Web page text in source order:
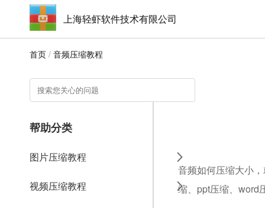
上海轻虾软件技术有限公司
首页 / 音频压缩教程
帮助分类
图片压缩教程
视频压缩教程
音频如何压缩大小
缩、ppt压缩、word